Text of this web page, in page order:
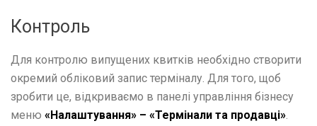
Контроль
Для контролю випущених квитків необхідно створити
окремий обліковий запис терміналу. Для того, щоб
зробити це, відкриваємо в панелі управління бізнесу
меню «Налаштування» – «Термінали та продавці».